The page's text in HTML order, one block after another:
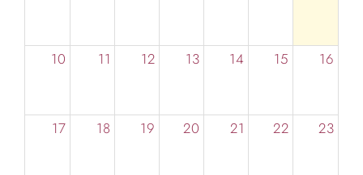
10 11 12 13 14 15 16
17 18 19 20 21 22 23